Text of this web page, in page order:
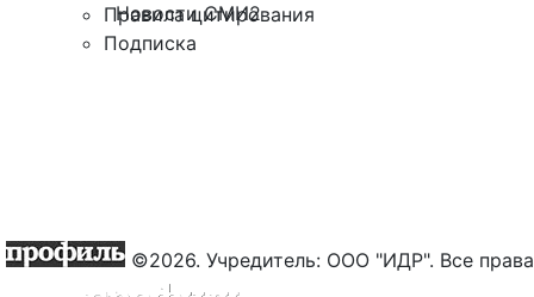
Правила цитирования
Подписка
Новости СМИ2
©2026. Учредитель: ООО "ИДР". Все